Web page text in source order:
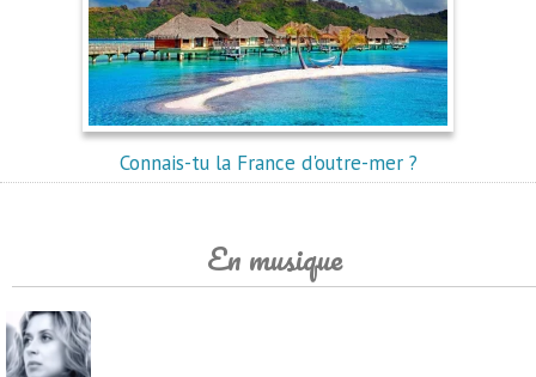
Connais-tu la France d'outre-mer ?
En musique